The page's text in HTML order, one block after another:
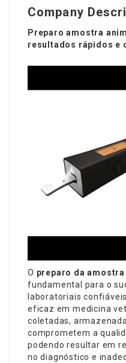
Company
Preparo amostra
resultados rápidos e
O preparo da
fundamental para o
laboratoriais
eficaz em medicina
coletadas,
comprometem a
podendo resultar em
no diagnóstico e